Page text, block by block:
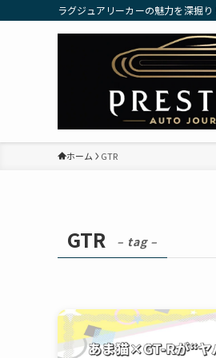
ラグジュアリーカーの魅力を深掘
ホーム GTR
GTR – tag –